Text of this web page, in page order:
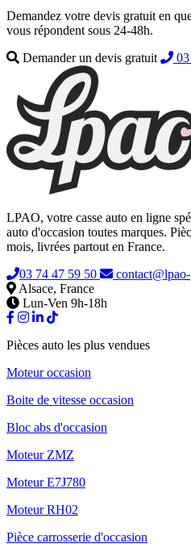
Demandez votre devis gratuit en
vous répondent sous 24-48h.
Demander un devis gratuit
LPAO, votre casse auto en ligne
auto d'occasion toutes marques.
mois, livrées partout en France.
03 74 47 59 50
Alsace, France
Lun-Ven 9h-18h
Pièces auto les plus vendues
Moteur occasion
Boite de vitesse occasion
Bloc abs d'occasion
Moteur ZMZ
Moteur E7J780
Moteur RH02
Pièce carrosserie d'occasion